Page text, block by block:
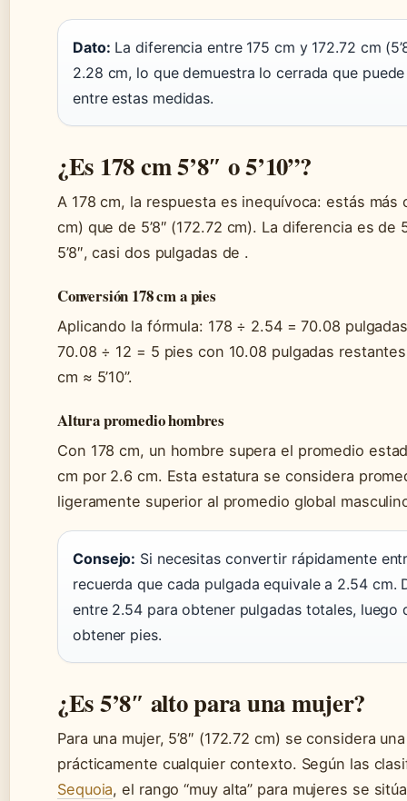
Dato: La diferencia entre 175 cm y 172.72 cm
2.28 cm, lo que demuestra lo cerrada que
entre estas medidas.
¿Es 178 cm 5’8″ o 5’10”?
A 178 cm, la respuesta es inequívoca: estás más
cm) que de 5’8″ (172.72 cm). La diferencia es de
5’8″, casi dos pulgadas de .
Conversión 178 cm a pies
Aplicando la fórmula: 178 ÷ 2.54 = 70.08
70.08 ÷ 12 = 5 pies con 10.08 pulgadas
cm ≈ 5’10”.
Altura promedio hombres
Con 178 cm, un hombre supera el promedio
cm por 2.6 cm. Esta estatura se considera
ligeramente superior al promedio global
Consejo: Si necesitas convertir rápidamente
recuerda que cada pulgada equivale a 2.54 cm.
entre 2.54 para obtener pulgadas totales, luego
obtener pies.
¿Es 5’8″ alto para una mujer?
Para una mujer, 5’8″ (172.72 cm) se considera
prácticamente cualquier contexto. Según las
Sequoia, el rango “muy alta” para mujeres se